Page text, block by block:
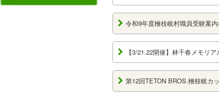
令和9年度檜枝岐村職員受験案
【3/21.22開催】林千春メモリ
第12回TETON BROS.檜枝岐カ